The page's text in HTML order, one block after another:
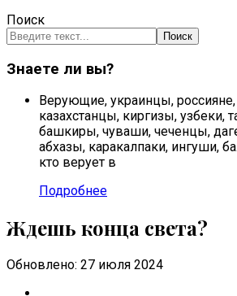
Поиск
Поиск
Знаете ли вы?
Верующие, украинцы,
казахстанцы, киргизы, узбеки,
башкиры, чуваши, чеченцы,
абхазы, каракалпаки, ингуши,
кто верует в
Подробнее
Ждешь конца света?
Обновлено: 27 июля 2024